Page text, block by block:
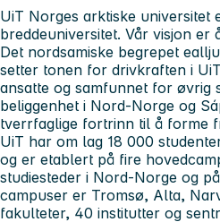
UiT Norges arktiske universitet
breddeuniversitet. Vår visjon
Det nordsamiske begrepet
setter tonen for drivkraften i
ansatte og samfunnet for øvrig
beliggenhet i Nord-Norge og
tverrfaglige fortrinn til å forme
UiT har om lag 18 000
og er etablert på fire
studiesteder i Nord-Norge og
campuser er Tromsø, Alta,
fakulteter, 40 institutter og